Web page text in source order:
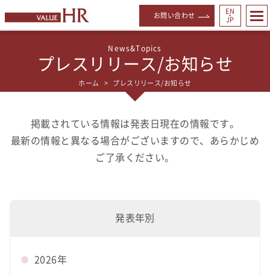
お問い合わせ
EN
・
JP
プレスリリース/お知らせ
ホーム プレスリリース/お知らせ
掲載されている情報は発表日現在の情報です。
最新の情報と異なる場合がございますので、あらかじめ
ご了承ください。
発表年別
2026年